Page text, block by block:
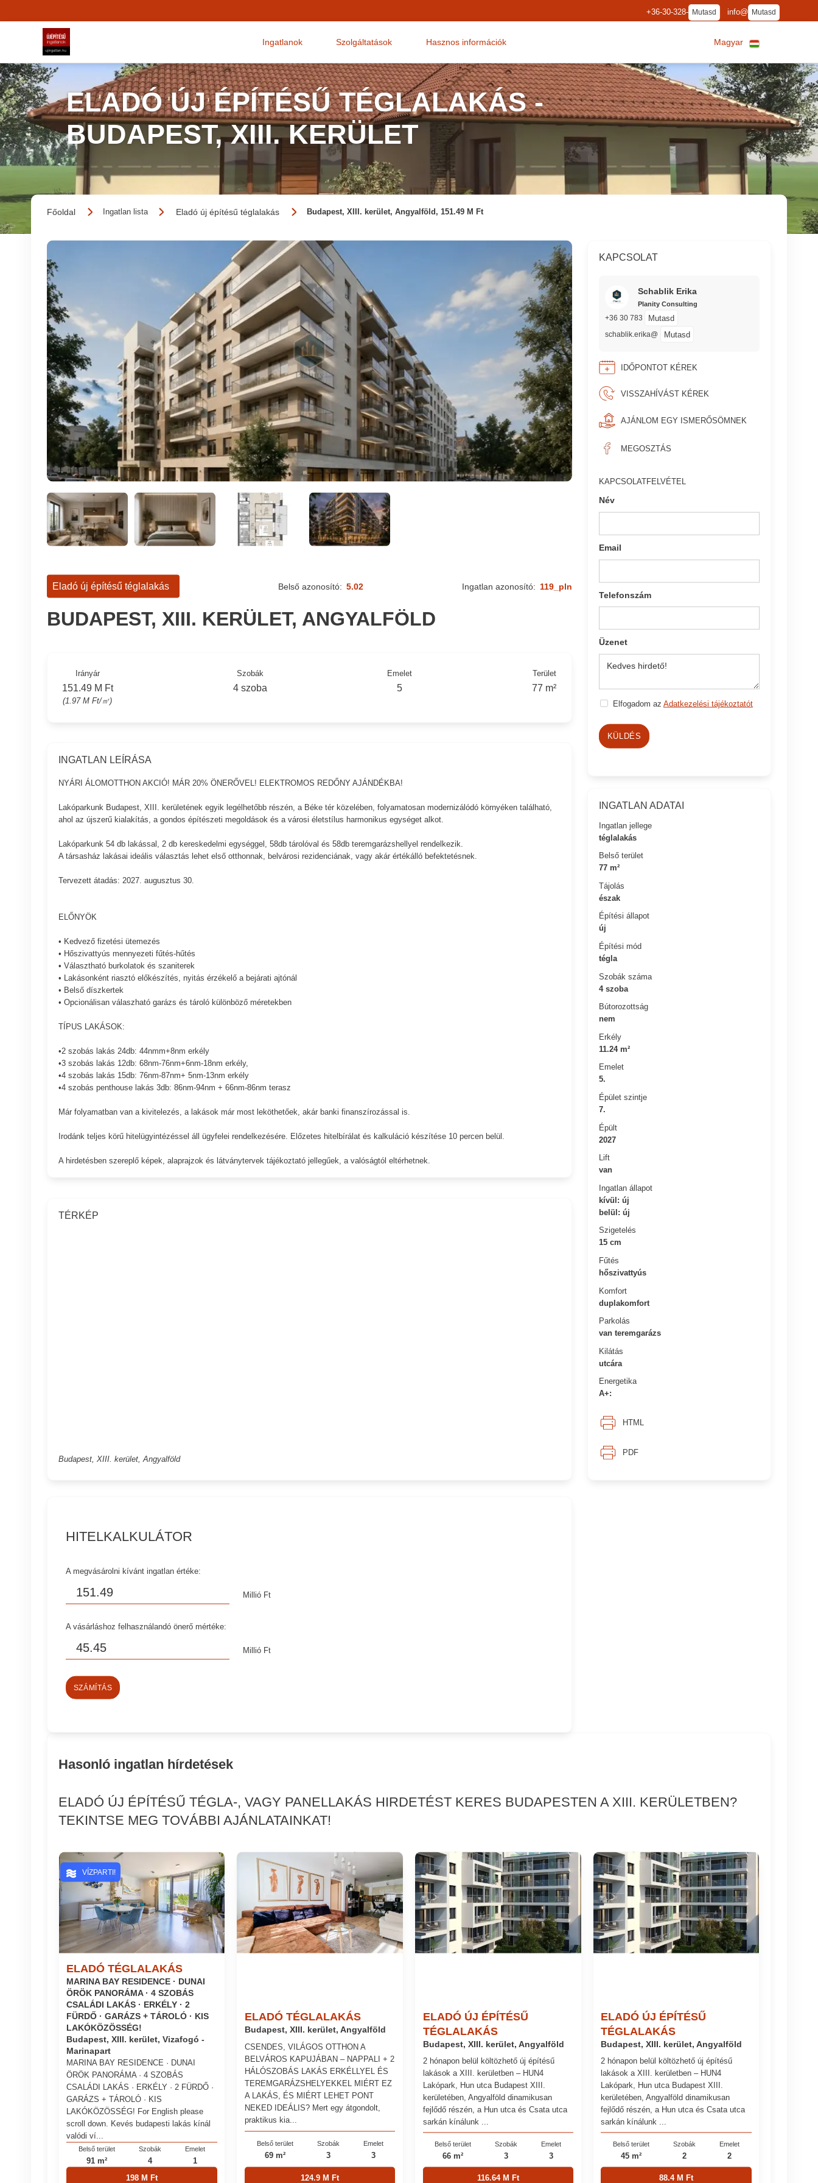
+36-30-328- Mutasd info@ Mutasd
Ingatlanok Szolgáltatások Hasznos információk Magyar
ELADÓ ÚJ ÉPÍTÉSŰ TÉGLALAKÁS -
BUDAPEST, XIII. KERÜLET
Főoldal Ingatlan lista Eladó új építésű téglalakás Budapest, XIII. kerület, Angyalföld, 151.49 M Ft
KAPCSOLAT
Schablik Erika
Planity Consulting
+36 30 783 Mutasd
schablik.erika@ Mutasd
IDŐPONTOT KÉREK
VISSZAHÍVÁST KÉREK
AJÁNLOM EGY ISMERŐSÖMNEK
MEGOSZTÁS
KAPCSOLATFELVÉTEL
Név
Email
Telefonszám
Üzenet
Elfogadom az Adatkezelési tájékoztatót
KÜLDÉS
INGATLAN ADATAI
Ingatlan jellege
téglalakás
Belső terület
77 m²
Tájolás
észak
Építési állapot
új
Építési mód
tégla
Szobák száma
4 szoba
Bútorozottság
nem
Erkély
11.24 m²
Emelet
5.
Épület szintje
7.
Épült
2027
Lift
van
Ingatlan állapot
kívül: új
belül: új
Szigetelés
15 cm
Fűtés
hőszivattyús
Komfort
duplakomfort
Parkolás
van teremgarázs
Kilátás
utcára
Energetika
A+:
HTML
PDF
Eladó új építésű téglalakás Belső azonosító: 5.02 Ingatlan azonosító: 119_pln
BUDAPEST, XIII. KERÜLET, ANGYALFÖLD
Irányár
151.49 M Ft
(1.97 M Ft/㎡)
Szobák
4 szoba
Emelet
5
Terület
77 m²
INGATLAN LEÍRÁSA
NYÁRI ÁLOMOTTHON AKCIÓ! MÁR 20% ÖNERŐVEL! ELEKTROMOS REDŐNY AJÁNDÉKBA!
Lakóparkunk Budapest, XIII. kerületének egyik legélhetőbb részén, a Béke tér közelében, folyamatosan modernizálódó környéken található,
ahol az újszerű kialakítás, a gondos építészeti megoldások és a városi életstílus harmonikus egységet alkot.
Lakóparkunk 54 db lakással, 2 db kereskedelmi egységgel, 58db tárolóval és 58db teremgarázshellyel rendelkezik.
A társasház lakásai ideális választás lehet első otthonnak, belvárosi rezidenciának, vagy akár értékálló befektetésnek.
Tervezett átadás: 2027. augusztus 30.
ELŐNYÖK
• Kedvező fizetési ütemezés
• Hőszivattyús mennyezeti fűtés-hűtés
• Választható burkolatok és szaniterek
• Lakásonként riasztó előkészítés, nyitás érzékelő a bejárati ajtónál
• Belső díszkertek
• Opcionálisan válaszható garázs és tároló különböző méretekben
TÍPUS LAKÁSOK:
•2 szobás lakás 24db: 44nmm+8nm erkély
•3 szobás lakás 12db: 68nm-76nm+6nm-18nm erkély,
•4 szobás lakás 15db: 76nm-87nm+ 5nm-13nm erkély
•4 szobás penthouse lakás 3db: 86nm-94nm + 66nm-86nm terasz
Már folyamatban van a kivitelezés, a lakások már most leköthetőek, akár banki finanszírozással is.
Irodánk teljes körű hitelügyintézéssel áll ügyfelei rendelkezésére. Előzetes hitelbírálat és kalkuláció készítése 10 percen belül.
A hirdetésben szereplő képek, alaprajzok és látványtervek tájékoztató jellegűek, a valóságtól eltérhetnek.
TÉRKÉP
Budapest, XIII. kerület, Angyalföld
HITELKALKULÁTOR
A megvásárolni kívánt ingatlan értéke:
Millió Ft
A vásárláshoz felhasználandó önerő mértéke:
Millió Ft
SZÁMÍTÁS
Hasonló ingatlan hírdetések
ELADÓ ÚJ ÉPÍTÉSŰ TÉGLA-, VAGY PANELLAKÁS HIRDETÉST KERES BUDAPESTEN A XIII. KERÜLETBEN?
TEKINTSE MEG TOVÁBBI AJÁNLATAINKAT!
ELADÓ TÉGLALAKÁS
MARINA BAY RESIDENCE · DUNAI
ÖRÖK PANORÁMA · 4 SZOBÁS
CSALÁDI LAKÁS · ERKÉLY · 2
FÜRDŐ · GARÁZS + TÁROLÓ · KIS
LAKÓKÖZÖSSÉG!
Budapest, XIII. kerület, Vizafogó -
Marinapart
MARINA BAY RESIDENCE · DUNAI
ÖRÖK PANORÁMA · 4 SZOBÁS
CSALÁDI LAKÁS · ERKÉLY · 2 FÜRDŐ ·
GARÁZS + TÁROLÓ · KIS
LAKÓKÖZÖSSÉG! For English please
scroll down. Kevés budapesti lakás kínál
valódi ví...
Belső terület
91 m²
Szobák
4
Emelet
1
198 M Ft
VÍZPARTI!
ELADÓ TÉGLALAKÁS
Budapest, XIII. kerület, Angyalföld
CSENDES, VILÁGOS OTTHON A
BELVÁROS KAPUJÁBAN – NAPPALI + 2
HÁLÓSZOBÁS LAKÁS ERKÉLLYEL ÉS
TEREMGARÁZSHELYEKKEL MIÉRT EZ
A LAKÁS, ÉS MIÉRT LEHET PONT
NEKED IDEÁLIS? Mert egy átgondolt,
praktikus kia...
Belső terület
69 m²
Szobák
3
Emelet
3
124.9 M Ft
ELADÓ ÚJ ÉPÍTÉSŰ
TÉGLALAKÁS
Budapest, XIII. kerület, Angyalföld
2 hónapon belül költözhető új építésű
lakások a XIII. kerületben – HUN4
Lakópark, Hun utca Budapest XIII.
kerületében, Angyalföld dinamikusan
fejlődő részén, a Hun utca és Csata utca
sarkán kínálunk ...
Belső terület
66 m²
Szobák
3
Emelet
3
116.64 M Ft
ELADÓ ÚJ ÉPÍTÉSŰ
TÉGLALAKÁS
Budapest, XIII. kerület, Angyalföld
2 hónapon belül költözhető új építésű
lakások a XIII. kerületben – HUN4
Lakópark, Hun utca Budapest XIII.
kerületében, Angyalföld dinamikusan
fejlődő részén, a Hun utca és Csata utca
sarkán kínálunk ...
Belső terület
45 m²
Szobák
2
Emelet
2
88.4 M Ft